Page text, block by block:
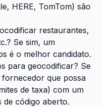
HERE, TomTom) são
restaurantes,
Se sim, um
é o melhor candidato.
para geocodificar? Se
que possa
de taxa) com um
código aberto.